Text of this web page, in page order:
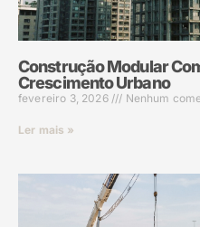
Construção Modular
Crescimento Urbano
fevereiro 3, 2026 Nenhum
Ler mais »